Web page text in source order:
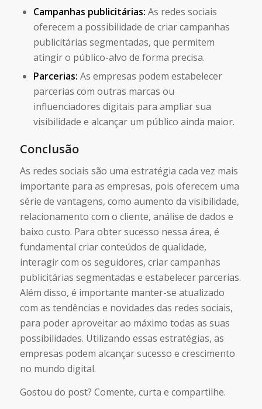
Campanhas publicitárias: As redes sociais
oferecem a possibilidade de criar campanhas
publicitárias segmentadas, que permitem
atingir o público-alvo de forma precisa.
Parcerias: As empresas podem estabelecer
parcerias com outras marcas ou
influenciadores digitais para ampliar sua
visibilidade e alcançar um público ainda maior.
Conclusão
As redes sociais são uma estratégia cada vez mais
importante para as empresas, pois oferecem uma
série de vantagens, como aumento da visibilidade,
relacionamento com o cliente, análise de dados e
baixo custo. Para obter sucesso nessa área, é
fundamental criar conteúdos de qualidade,
interagir com os seguidores, criar campanhas
publicitárias segmentadas e estabelecer parcerias.
Além disso, é importante manter-se atualizado
com as tendências e novidades das redes sociais,
para poder aproveitar ao máximo todas as suas
possibilidades. Utilizando essas estratégias, as
empresas podem alcançar sucesso e crescimento
no mundo digital.
Gostou do post? Comente, curta e compartilhe.